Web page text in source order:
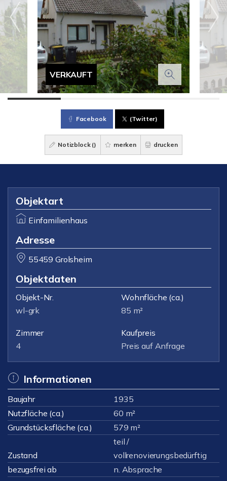
VERKAUFT
Facebook (Twitter)
Notizblock () merken drucken
Objektart
Einfamilienhaus
Adresse
55459 Grolsheim
Objektdaten
Objekt-Nr.
wl-grk
Wohnfläche (ca.)
85 m²
Zimmer
4
Kaufpreis
Preis auf Anfrage
Informationen
Baujahr
1935
Nutzfläche (ca.)
60 m²
Grundstücksfläche (ca.)
579 m²
Zustand
teil /
vollrenovierungsbedürftig
bezugsfrei ab
n. Absprache